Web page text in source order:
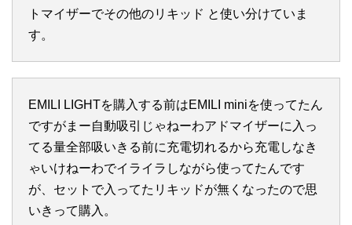
トマイザーでその他のリキッド と使い分けていま
す。
EMILI LIGHTを購入する前はEMILI miniを使ってたん
ですがまー自動吸引じゃねーわアドマイザーに入っ
てる量全部吸いきる前に充電切れるから充電しなき
ゃいけねーわでイライラしながら使ってたんです
が、セットで入ってたリキッドが無くなったので思
いきって購入。